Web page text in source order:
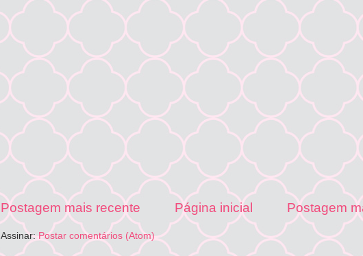
Postagem mais recente Postagem
Página inicial
Assinar:Postar comentários (Atom)